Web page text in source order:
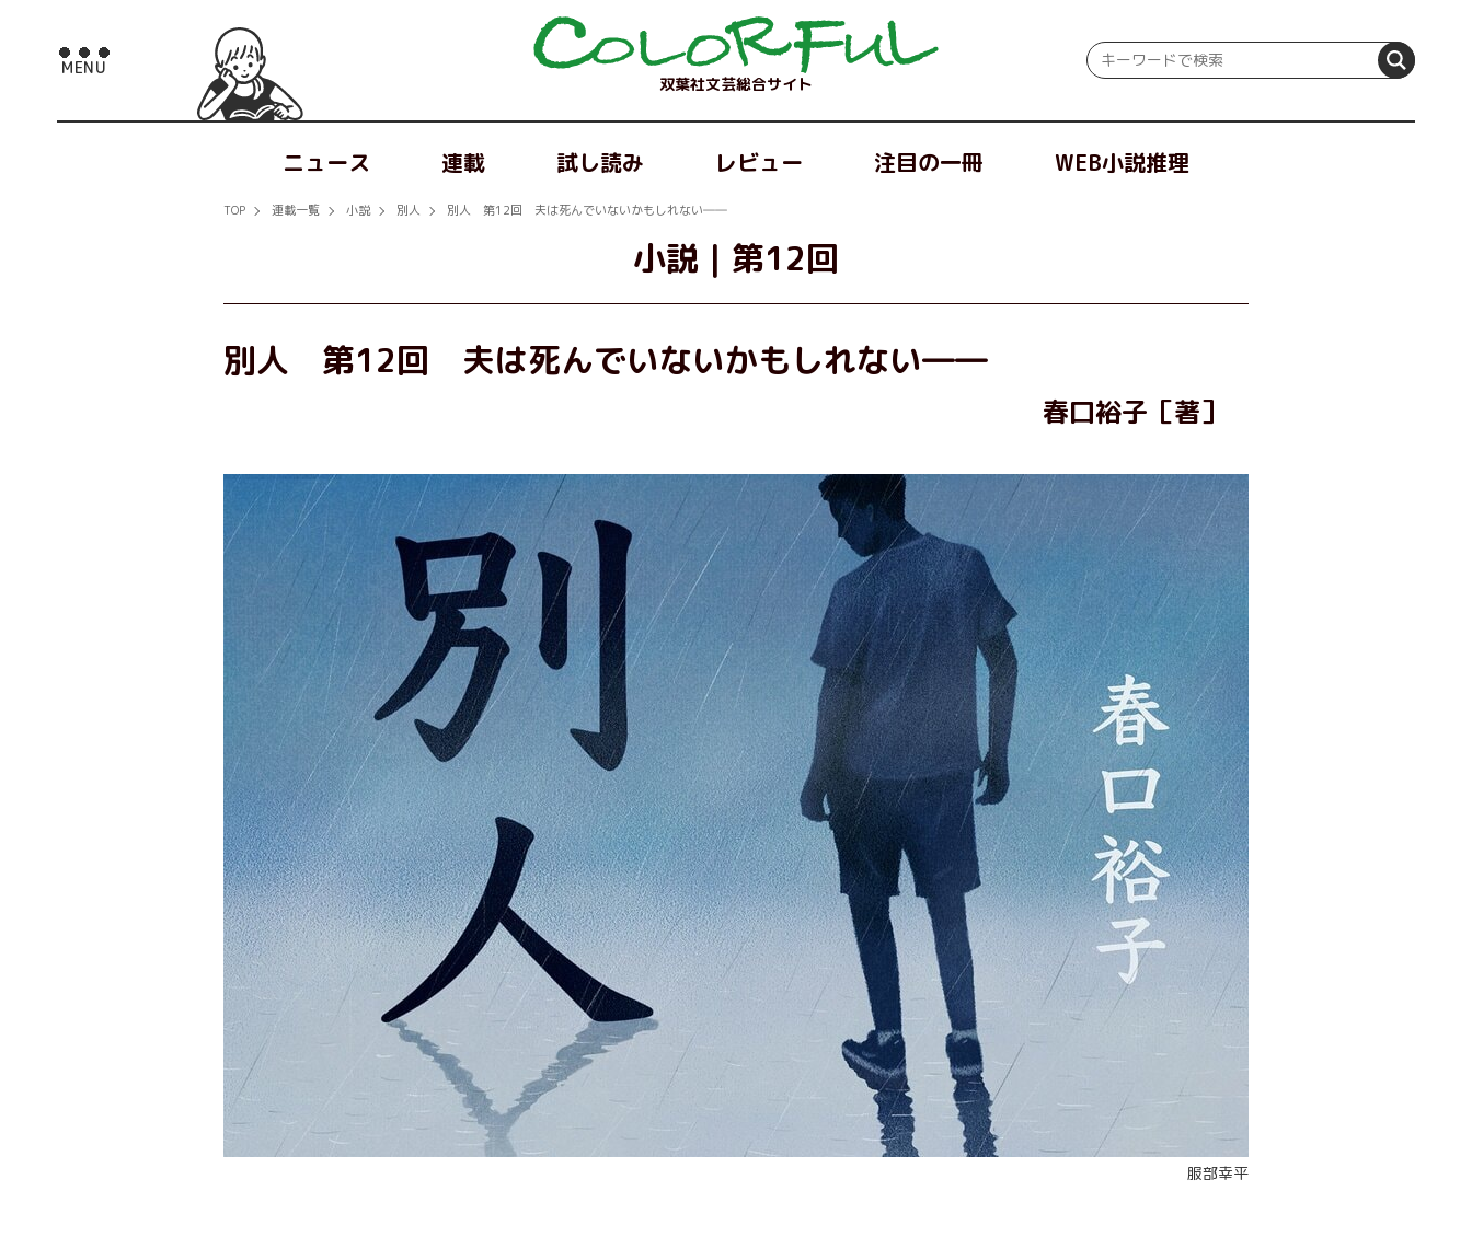
双葉社文芸総合サイト
ニュース 連載 試し読み レビュー 注目の一冊 WEB小説推理
TOP 連載一覧 小説 別人 別人 第12回 夫は死んでいないかもしれない――
小説 ｜ 第12回
別人 第12回 夫は死んでいないかもしれない――
春口裕子［著］
服部幸平